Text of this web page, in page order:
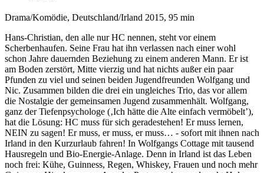
Drama/Komödie, Deutschland/Irland 2015, 95 min
Hans-Christian, den alle nur HC nennen, steht vor einem
Scherbenhaufen. Seine Frau hat ihn verlassen nach einer wohl
schon Jahre dauernden Beziehung zu einem anderen Mann. Er ist
am Boden zerstört, Mitte vierzig und hat nichts außer ein paar
Pfunden zu viel und seinen beiden Jugendfreunden Wolfgang und
Nic. Zusammen bilden die drei ein ungleiches Trio, das vor allem
die Nostalgie der gemeinsamen Jugend zusammenhält. Wolfgang,
ganz der Tiefenpsychologe (‚Ich hätte die Alte einfach vermöbelt’),
hat die Lösung: HC muss für sich geradestehen! Er muss lernen,
NEIN zu sagen! Er muss, er muss, er muss… - sofort mit ihnen nach
Irland in den Kurzurlaub fahren! In Wolfgangs Cottage mit tausend
Hausregeln und Bio-Energie-Anlage. Denn in Irland ist das Leben
noch frei: Kühe, Guinness, Regen, Whiskey, Frauen und noch mehr